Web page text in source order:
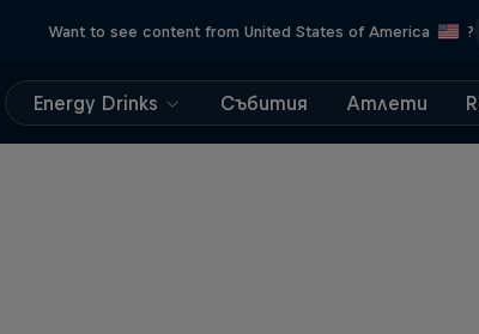
Want to see content from United States of America ?
Energy Drinks Събития Атлети